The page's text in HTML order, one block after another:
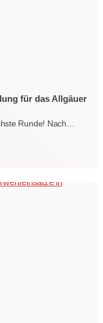
für das Allgäuer
Runde! Nach…